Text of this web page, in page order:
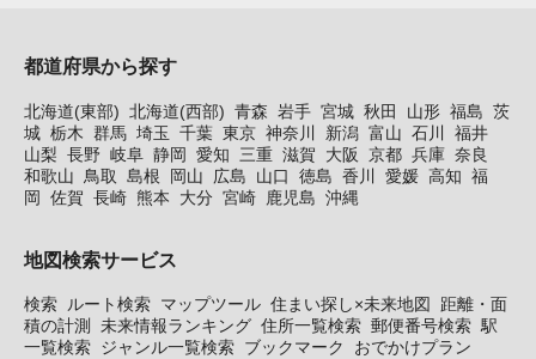
都道府県から探す
北海道(東部) 北海道(西部) 青森 岩手 宮城 秋田 山形 福島 茨
城 栃木 群馬 埼玉 千葉 東京 神奈川 新潟 富山 石川
福井
山梨 長野 岐阜 静岡 愛知 三重 滋賀 大阪 京都 兵庫 奈良
和歌山
鳥取 島根 岡山 広島 山口 徳島 香川 愛媛 高知 福
岡 佐賀 長崎 熊本 大分 宮崎 鹿児島 沖縄
地図検索サービス
検索 ルート検索 マップツール 住まい探し×未来地図
距離・面
積の計測
未来情報ランキング 住所一覧検索 郵便番号検索 駅
一覧検索 ジャンル一覧検索 ブックマーク おでかけプラン